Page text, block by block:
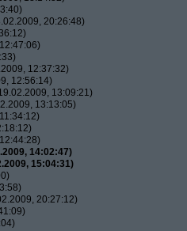
20:26:48)
12:37:32)
12:56:14)
13:09:21)
13:13:05)
14:02:47)
15:04:31)
20:27:12)